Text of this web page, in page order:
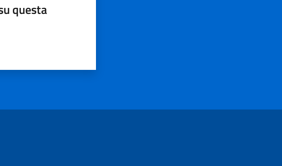
questa